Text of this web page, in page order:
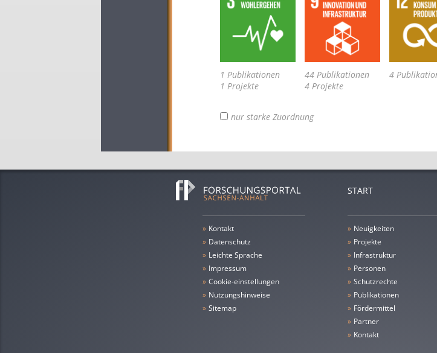
1 Publikationen
1 Projekte
44 Publikationen
4 Projekte
4
nur starke Zuordnung
»
Kontakt
»
Datenschutz
» leichte Sprache
» Impressum
»
cookie-einstellungen
»
Nutzungshinweise
»
Sitemap
START
» Neuigkeiten
» Projekte
» Infrastruktur
» Personen
» Schutzrechte
» Publikationen
» Fördermittel
» Partner
» Kontakt